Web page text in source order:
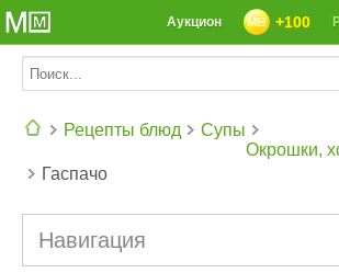
+100
Аукцион
Рецепты блюд
Супы
Окрошки,
Гаспачо
Навигация